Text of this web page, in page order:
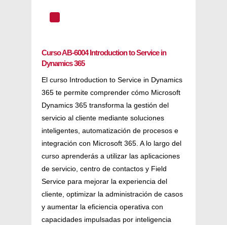
^
Curso AB-6004 Introduction to Service in
Dynamics 365
El curso Introduction to Service in Dynamics
365 te permite comprender cómo Microsoft
Dynamics 365 transforma la gestión del
servicio al cliente mediante soluciones
inteligentes, automatización de procesos e
integración con Microsoft 365. A lo largo del
curso aprenderás a utilizar las aplicaciones
de servicio, centro de contactos y Field
Service para mejorar la experiencia del
cliente, optimizar la administración de casos
y aumentar la eficiencia operativa con
capacidades impulsadas por inteligencia